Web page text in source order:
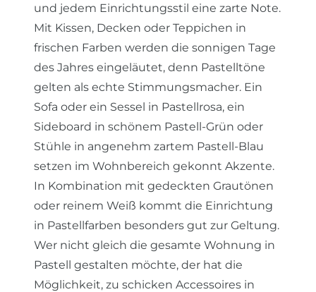
und jedem Einrichtungsstil eine zarte Note.
Mit Kissen, Decken oder Teppichen in
frischen Farben werden die sonnigen Tage
des Jahres eingeläutet, denn Pastelltöne
gelten als echte Stimmungsmacher. Ein
Sofa oder ein Sessel in Pastellrosa, ein
Sideboard in schönem Pastell-Grün oder
Stühle in angenehm zartem Pastell-Blau
setzen im Wohnbereich gekonnt Akzente.
In Kombination mit gedeckten Grautönen
oder reinem Weiß kommt die Einrichtung
in Pastellfarben besonders gut zur Geltung.
Wer nicht gleich die gesamte Wohnung in
Pastell gestalten möchte, der hat die
Möglichkeit, zu schicken Accessoires in